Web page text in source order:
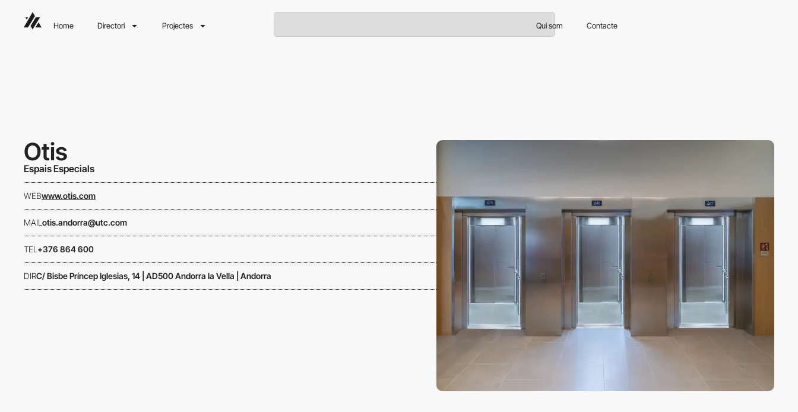
Home Directori Projectes Qui som Contacte
Otis
Espais Especials
WEBwww.otis.com
MAIL otis.andorra@utc.com
TEL +376 864 600
DIRC/ Bisbe Príncep Iglesias, 14 | AD500 Andorra la Vella | Andorra